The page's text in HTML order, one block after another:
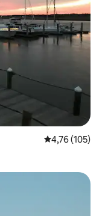
Средна
4,76 (105)